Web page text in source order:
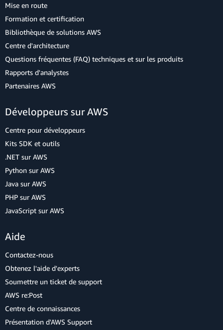
Mise en route
Formation et certification
Bibliothèque de solutions AWS
Centre d'architecture
Questions fréquentes (FAQ) techniques et sur les produits
Rapports d'analystes
Partenaires AWS
Développeurs sur AWS
Centre pour développeurs
Kits SDK et outils
.NET sur AWS
Python sur AWS
Java sur AWS
PHP sur AWS
JavaScript sur AWS
Aide
Contactez-nous
Obtenez l'aide d'experts
Soumettre un ticket de support
AWS re:Post
Centre de connaissances
Présentation d'AWS Support